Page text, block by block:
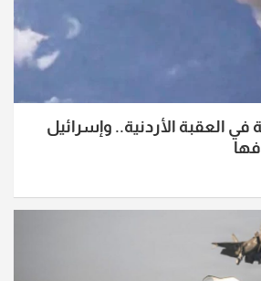
العقبة الأردنية.. وإسرائيل